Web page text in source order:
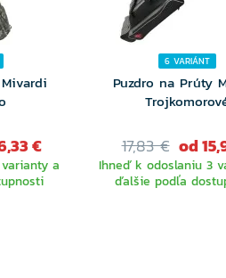
€
a
6 VARIÁNT
Puzdro na Prúty
17,83 € od
Ihneď k odoslaniu 3
ďalšie podľa